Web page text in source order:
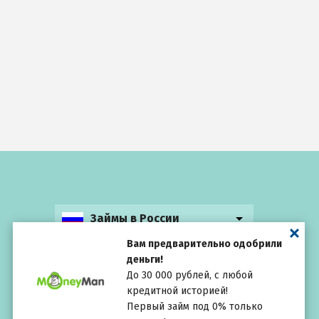
Вам предварительно одобрили
деньги!
До 30 000 рублей, с любой
кредитной историей!
Первый займ под 0% только
Займы в России
Выбирай
внимательно